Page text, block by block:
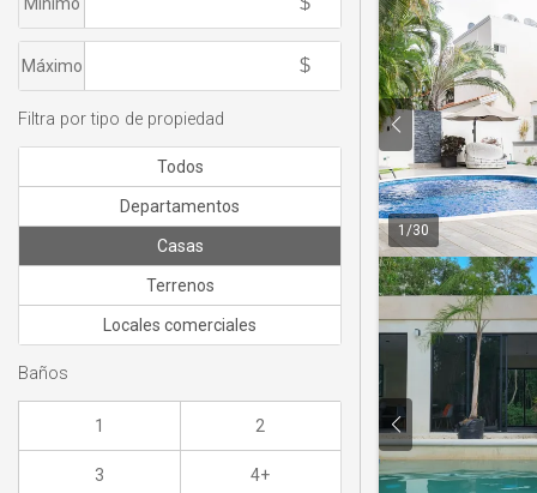
1 /30
Mínimo
Máximo
Filtra por tipo de propiedad
Todos
Departamentos
Casas
Terrenos
Locales comerciales
Baños
1 2
3 4+